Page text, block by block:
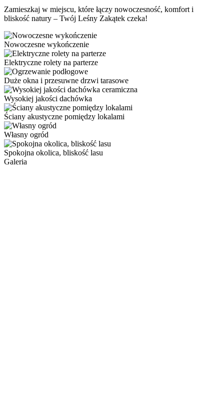
Zamieszkaj w miejscu, które łączy nowoczesność, komfort i
bliskość natury – Twój Leśny Zakątek czeka!
Nowoczesne wykończenie
Elektryczne rolety na parterze
Duże okna i przesuwne drzwi tarasowe
Wysokiej jakości dachówka
Ściany akustyczne pomiędzy lokalami
Własny ogród
Spokojna okolica, bliskość lasu
Galeria